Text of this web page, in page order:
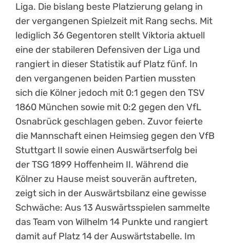
Liga. Die bislang beste Platzierung gelang in
der vergangenen Spielzeit mit Rang sechs. Mit
lediglich 36 Gegentoren stellt Viktoria aktuell
eine der stabileren Defensiven der Liga und
rangiert in dieser Statistik auf Platz fünf. In
den vergangenen beiden Partien mussten
sich die Kölner jedoch mit 0:1 gegen den TSV
1860 München sowie mit 0:2 gegen den VfL
Osnabrück geschlagen geben. Zuvor feierte
die Mannschaft einen Heimsieg gegen den VfB
Stuttgart II sowie einen Auswärtserfolg bei
der TSG 1899 Hoffenheim II. Während die
Kölner zu Hause meist souverän auftreten,
zeigt sich in der Auswärtsbilanz eine gewisse
Schwäche: Aus 13 Auswärtsspielen sammelte
das Team von Wilhelm 14 Punkte und rangiert
damit auf Platz 14 der Auswärtstabelle. Im